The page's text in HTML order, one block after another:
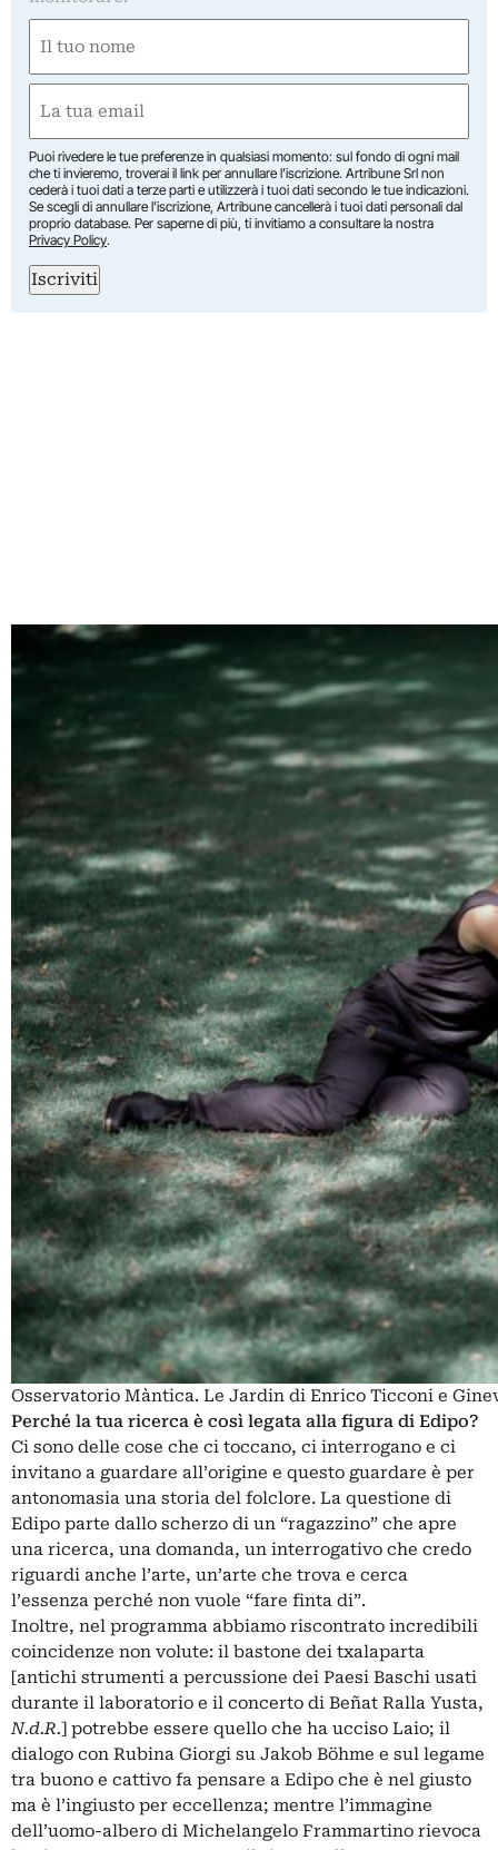
(Obbligatorio)
Nome
(Obbligatorio)
Puoi rivedere le tue preferenze in qualsiasi momento: sul fondo di ogni mail
che ti invieremo, troverai il link per annullare l’iscrizione. Artribune Srl non
cederà i tuoi dati a terze parti e utilizzerà i tuoi dati secondo le tue indicazioni.
Se scegli di annullare l’iscrizione, Artribune cancellerà i tuoi dati personali dal
proprio database. Per saperne di più, ti invitiamo a consultare la nostra
Privacy Policy.
Iscriviti
Osservatorio Màntica. Le Jardin di Enrico Ticconi e
Perché la tua ricerca è così legata alla figura di Edipo?
Ci sono delle cose che ci toccano, ci interrogano e ci
invitano a guardare all’origine e questo guardare è per
antonomasia una storia del folclore. La questione di
Edipo parte dallo scherzo di un “ragazzino” che apre
una ricerca, una domanda, un interrogativo che credo
riguardi anche l’arte, un’arte che trova e cerca
l’essenza perché non vuole “fare finta di”.
Inoltre, nel programma abbiamo riscontrato incredibili
coincidenze non volute: il bastone dei txalaparta
[antichi strumenti a percussione dei Paesi Baschi usati
durante il laboratorio e il concerto di Beñat Ralla Yusta,
N.d.R.] potrebbe essere quello che ha ucciso Laio; il
dialogo con Rubina Giorgi su Jakob Böhme e sul legame
tra buono e cattivo fa pensare a Edipo che è nel giusto
ma è l’ingiusto per eccellenza; mentre l’immagine
dell’uomo-albero di Michelangelo Frammartino rievoca